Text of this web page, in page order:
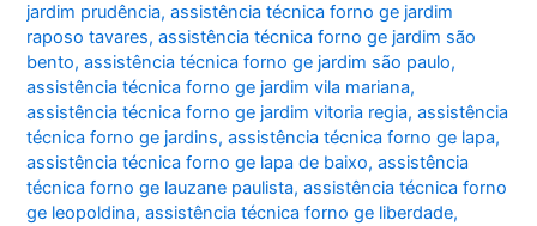
jardim prudência,assistência técnica forno ge jardim
raposo tavares,assistência técnica forno ge jardim são
bento,assistência técnica forno ge jardim são paulo,
assistência técnica forno ge jardim vila mariana,
assistência técnica forno ge jardim vitoria regia,assistência
técnica forno ge jardins,assistência técnica forno ge lapa,
assistência técnica forno ge lapa de baixo,assistência
técnica forno ge lauzane paulista,assistência técnica forno
ge leopoldina,assistência técnica forno ge liberdade,